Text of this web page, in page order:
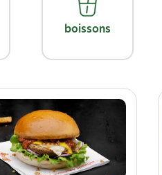
boissons